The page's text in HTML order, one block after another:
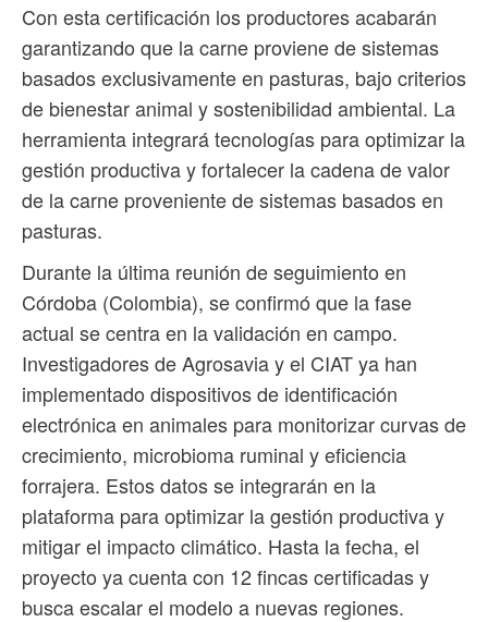
Con esta certificación los productores acabarán
garantizando que la carne proviene de sistemas
basados exclusivamente en pasturas, bajo criterios
de bienestar animal y sostenibilidad ambiental. La
herramienta integrará tecnologías para optimizar la
gestión productiva y fortalecer la cadena de valor
de la carne proveniente de sistemas basados en
pasturas.
Durante la última reunión de seguimiento en
Córdoba (Colombia), se confirmó que la fase
actual se centra en la validación en campo.
Investigadores de Agrosavia y el CIAT ya han
implementado dispositivos de identificación
electrónica en animales para monitorizar curvas de
crecimiento, microbioma ruminal y eficiencia
forrajera. Estos datos se integrarán en la
plataforma para optimizar la gestión productiva y
mitigar el impacto climático. Hasta la fecha, el
proyecto ya cuenta con 12 fincas certificadas y
busca escalar el modelo a nuevas regiones.